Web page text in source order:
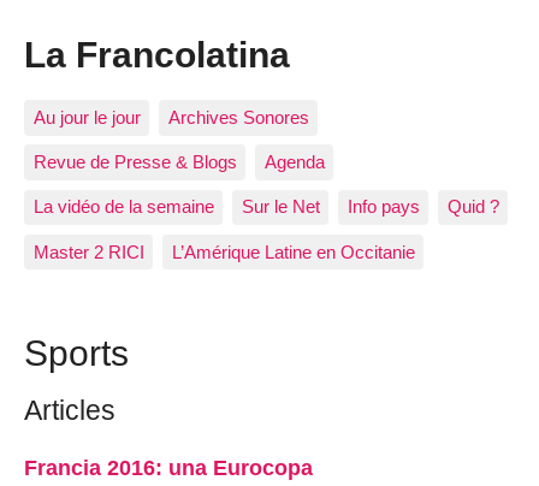
La Francolatina
Au jour le jour Archives Sonores
Revue de Presse & Blogs Agenda
La vidéo de la semaine Sur le Net Info pays Quid ?
Master 2 RICI L’Amérique Latine en Occitanie
Sports
Articles
Francia 2016: una Eurocopa